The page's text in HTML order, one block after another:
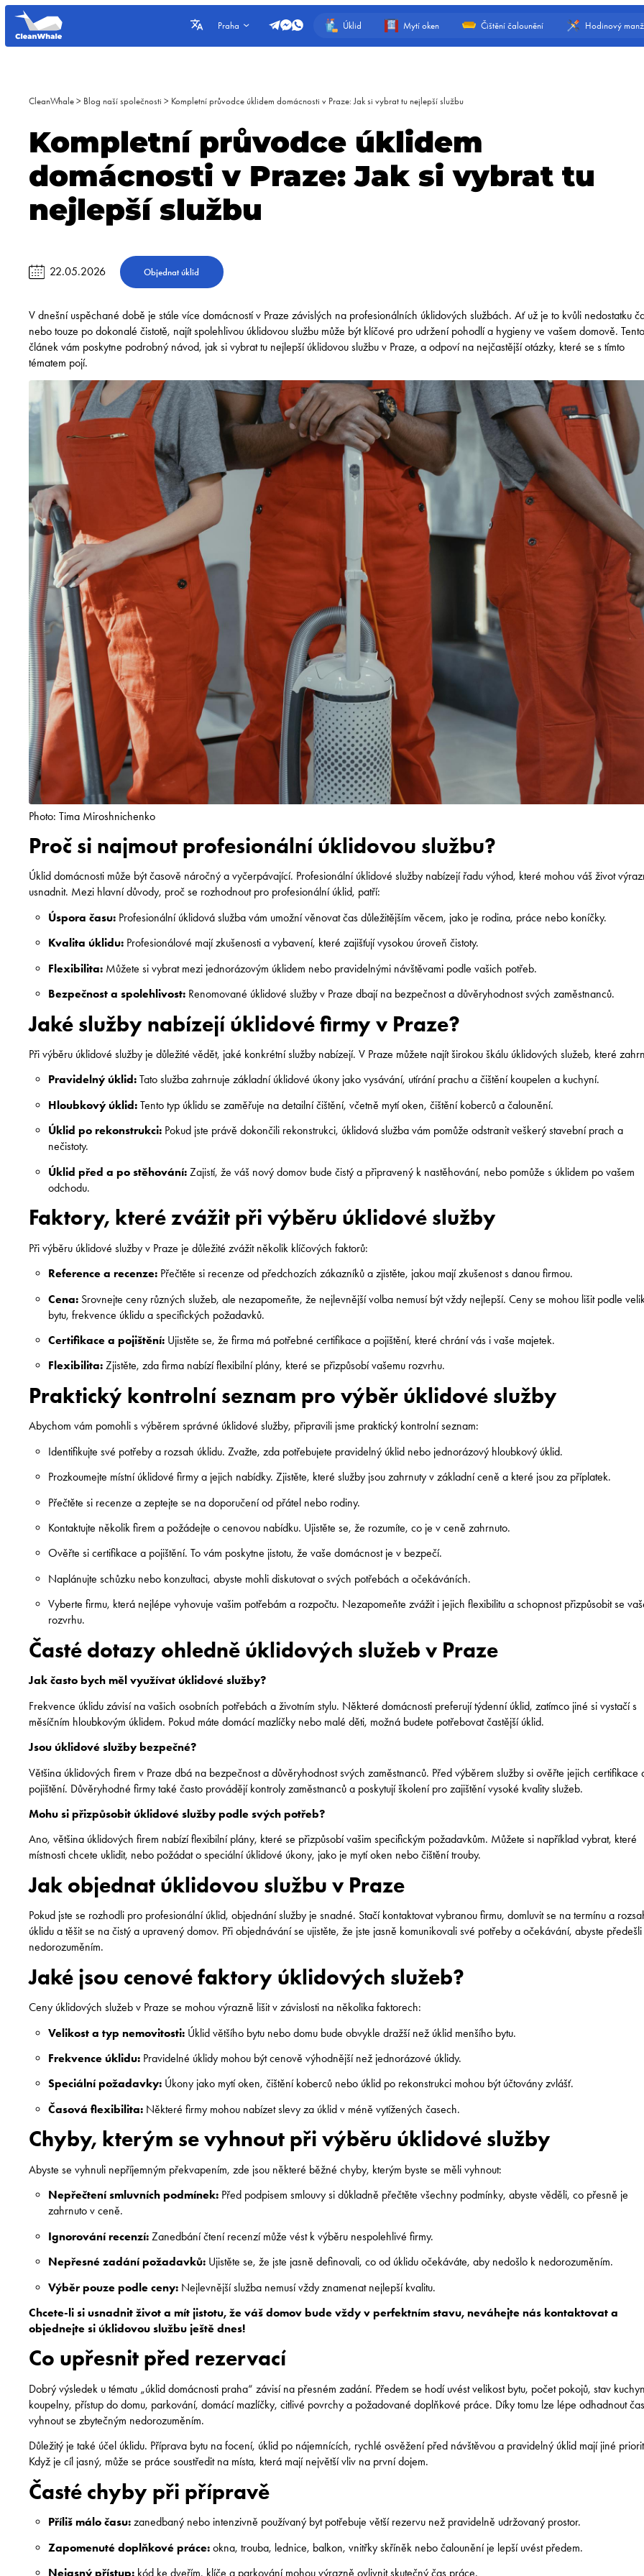
Praha Úklid Mytí oken Čištění čalounění Hodinový
CleanWhale > Blog naší společnosti > Kompletní průvodce úklidem domácnosti v Praze: Jak si vybrat tu nejlepší službu
Kompletní průvodce úklidem
domácnosti v Praze: Jak si vybrat tu
nejlepší službu
22.05.2026 Objednat úklid
V dnešní uspěchané době je stále více domácností v Praze závislých na profesionálních úklidových službách. Ať už je to kvůli nedostatku
nebo touze po dokonalé čistotě, najít spolehlivou úklidovou službu může být klíčové pro udržení pohodlí a hygieny ve vašem domově.
článek vám poskytne podrobný návod, jak si vybrat tu nejlepší úklidovou službu v Praze, a odpoví na nejčastější otázky, které se s tímto
tématem pojí.
Photo: Tima Miroshnichenko
Proč si najmout profesionální úklidovou službu?
Úklid domácnosti může být časově náročný a vyčerpávající. Profesionální úklidové služby nabízejí řadu výhod, které mohou váš život
usnadnit. Mezi hlavní důvody, proč se rozhodnout pro profesionální úklid, patří:
Úspora času: Profesionální úklidová služba vám umožní věnovat čas důležitějším věcem, jako je rodina, práce nebo koníčky.
Kvalita úklidu: Profesionálové mají zkušenosti a vybavení, které zajišťují vysokou úroveň čistoty.
Flexibilita: Můžete si vybrat mezi jednorázovým úklidem nebo pravidelnými návštěvami podle vašich potřeb.
Bezpečnost a spolehlivost: Renomované úklidové služby v Praze dbají na bezpečnost a důvěryhodnost svých zaměstnanců.
Jaké služby nabízejí úklidové firmy v Praze?
Při výběru úklidové služby je důležité vědět, jaké konkrétní služby nabízejí. V Praze můžete najít širokou škálu úklidových služeb, které
Pravidelný úklid: Tato služba zahrnuje základní úklidové úkony jako vysávání, utírání prachu a čištění koupelen a kuchyní.
Hloubkový úklid: Tento typ úklidu se zaměřuje na detailní čištění, včetně mytí oken, čištění koberců a čalounění.
Úklid po rekonstrukci: Pokud jste právě dokončili rekonstrukci, úklidová služba vám pomůže odstranit veškerý stavební prach a
nečistoty.
Úklid před a po stěhování: Zajistí, že váš nový domov bude čistý a připravený k nastěhování, nebo pomůže s úklidem po vašem
odchodu.
Faktory, které zvážit při výběru úklidové služby
Při výběru úklidové služby v Praze je důležité zvážit několik klíčových faktorů:
Reference a recenze: Přečtěte si recenze od předchozích zákazníků a zjistěte, jakou mají zkušenost s danou firmou.
Cena: Srovnejte ceny různých služeb, ale nezapomeňte, že nejlevnější volba nemusí být vždy nejlepší. Ceny se mohou lišit podle
bytu, frekvence úklidu a specifických požadavků.
Certifikace a pojištění: Ujistěte se, že firma má potřebné certifikace a pojištění, které chrání vás i vaše majetek.
Flexibilita: Zjistěte, zda firma nabízí flexibilní plány, které se přizpůsobí vašemu rozvrhu.
Praktický kontrolní seznam pro výběr úklidové služby
Abychom vám pomohli s výběrem správné úklidové služby, připravili jsme praktický kontrolní seznam:
Identifikujte své potřeby a rozsah úklidu. Zvažte, zda potřebujete pravidelný úklid nebo jednorázový hloubkový úklid.
Prozkoumejte místní úklidové firmy a jejich nabídky. Zjistěte, které služby jsou zahrnuty v základní ceně a které jsou za příplatek.
Přečtěte si recenze a zeptejte se na doporučení od přátel nebo rodiny.
Kontaktujte několik firem a požádejte o cenovou nabídku. Ujistěte se, že rozumíte, co je v ceně zahrnuto.
Ověřte si certifikace a pojištění. To vám poskytne jistotu, že vaše domácnost je v bezpečí.
Naplánujte schůzku nebo konzultaci, abyste mohli diskutovat o svých potřebách a očekáváních.
Vyberte firmu, která nejlépe vyhovuje vašim potřebám a rozpočtu. Nezapomeňte zvážit i jejich flexibilitu a schopnost přizpůsobit se
rozvrhu.
Časté dotazy ohledně úklidových služeb v Praze
Jak často bych měl využívat úklidové služby?
Frekvence úklidu závisí na vašich osobních potřebách a životním stylu. Některé domácnosti preferují týdenní úklid, zatímco jiné si vystačí s
měsíčním hloubkovým úklidem. Pokud máte domácí mazlíčky nebo malé děti, možná budete potřebovat častější úklid.
Jsou úklidové služby bezpečné?
Většina úklidových firem v Praze dbá na bezpečnost a důvěryhodnost svých zaměstnanců. Před výběrem služby si ověřte jejich certifikace
pojištění. Důvěryhodné firmy také často provádějí kontroly zaměstnanců a poskytují školení pro zajištění vysoké kvality služeb.
Mohu si přizpůsobit úklidové služby podle svých potřeb?
Ano, většina úklidových firem nabízí flexibilní plány, které se přizpůsobí vašim specifickým požadavkům. Můžete si například vybrat, které
místnosti chcete uklidit, nebo požádat o speciální úklidové úkony, jako je mytí oken nebo čištění trouby.
Jak objednat úklidovou službu v Praze
Pokud jste se rozhodli pro profesionální úklid, objednání služby je snadné. Stačí kontaktovat vybranou firmu, domluvit se na termínu a
úklidu a těšit se na čistý a upravený domov. Při objednávání se ujistěte, že jste jasně komunikovali své potřeby a očekávání, abyste předešli
nedorozuměním.
Jaké jsou cenové faktory úklidových služeb?
Ceny úklidových služeb v Praze se mohou výrazně lišit v závislosti na několika faktorech:
Velikost a typ nemovitosti: Úklid většího bytu nebo domu bude obvykle dražší než úklid menšího bytu.
Frekvence úklidu: Pravidelné úklidy mohou být cenově výhodnější než jednorázové úklidy.
Speciální požadavky: Úkony jako mytí oken, čištění koberců nebo úklid po rekonstrukci mohou být účtovány zvlášť.
Časová flexibilita: Některé firmy mohou nabízet slevy za úklid v méně vytížených časech.
Chyby, kterým se vyhnout při výběru úklidové služby
Abyste se vyhnuli nepříjemným překvapením, zde jsou některé běžné chyby, kterým byste se měli vyhnout:
Nepřečtení smluvních podmínek: Před podpisem smlouvy si důkladně přečtěte všechny podmínky, abyste věděli, co přesně je
zahrnuto v ceně.
Ignorování recenzí: Zanedbání čtení recenzí může vést k výběru nespolehlivé firmy.
Nepřesné zadání požadavků: Ujistěte se, že jste jasně definovali, co od úklidu očekáváte, aby nedošlo k nedorozuměním.
Výběr pouze podle ceny: Nejlevnější služba nemusí vždy znamenat nejlepší kvalitu.
Chcete-li si usnadnit život a mít jistotu, že váš domov bude vždy v perfektním stavu, neváhejte nás kontaktovat a
objednejte si úklidovou službu ještě dnes!
Co upřesnit před rezervací
Dobrý výsledek u tématu „úklid domácnosti praha“ závisí na přesném zadání. Předem se hodí uvést velikost bytu, počet pokojů, stav
koupelny, přístup do domu, parkování, domácí mazlíčky, citlivé povrchy a požadované doplňkové práce. Díky tomu lze lépe odhadnout
vyhnout se zbytečným nedorozuměním.
Důležitý je také účel úklidu. Příprava bytu na focení, úklid po nájemnících, rychlé osvěžení před návštěvou a pravidelný úklid mají jiné
Když je cíl jasný, může se práce soustředit na místa, která mají největší vliv na první dojem.
Časté chyby při přípravě
Příliš málo času: zanedbaný nebo intenzivně používaný byt potřebuje větší rezervu než pravidelně udržovaný prostor.
Zapomenuté doplňkové práce: okna, trouba, lednice, balkon, vnitřky skříněk nebo čalounění je lepší uvést předem.
Nejasný přístup: kód ke dveřím, klíče a parkování mohou výrazně ovlivnit skutečný čas práce.